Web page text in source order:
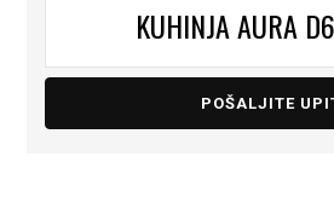
KUHINJA AURA
POŠALJITE